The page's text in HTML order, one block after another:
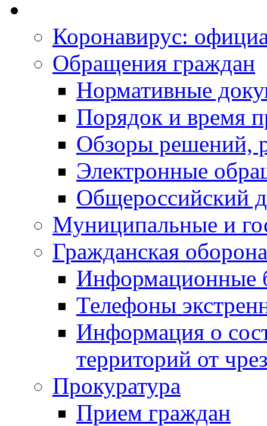
Коронавирус:
Обращения граждан
Нормативные
Порядок и время
Обзоры решений,
Электронные
Общероссийский
Муниципальные и
Гражданская
Информационные
Телефоны
Информация о
территорий от
Прокуратура
Прием граждан